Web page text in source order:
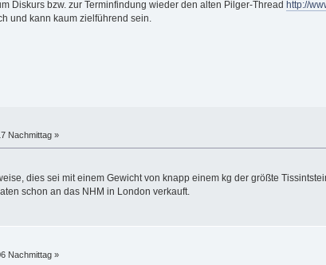
Diskurs bzw. zur Terminfindung wieder den alten Pilger-Thread http://
und kann kaum zielführend sein.
Nachmittag »
dies sei mit einem Gewicht von knapp einem kg der größte
schon an das NHM in London verkauft.
Nachmittag »